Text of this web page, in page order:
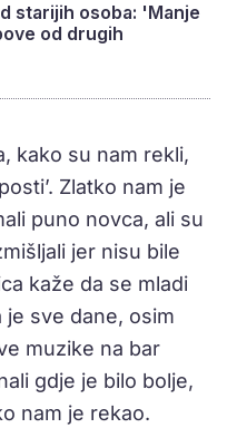
starijih osoba: 'Manje
od drugih
kako su nam rekli,
Zlatko nam je
puno novca, ali su
jer nisu bile
kaže da se mladi
je sve dane, osim
muzike na bar
gdje je bilo bolje,
nam je rekao.